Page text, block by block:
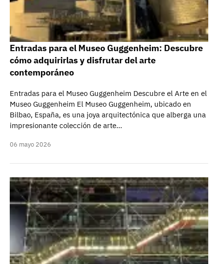
Entradas para el Museo Guggenheim: Descubre
cómo adquirirlas y disfrutar del arte
contemporáneo
Entradas para el Museo Guggenheim Descubre el Arte en el
Museo Guggenheim El Museo Guggenheim, ubicado en
Bilbao, España, es una joya arquitectónica que alberga una
impresionante colección de arte…
06 mayo 2026